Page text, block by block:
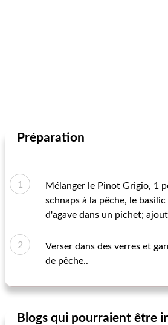
Préparation
Mélanger le Pinot Grigio, 1
schnaps à la pêche, le
d'agave dans un pichet;
Verser dans des verres et
de pêche..
Blogs qui pourraient être